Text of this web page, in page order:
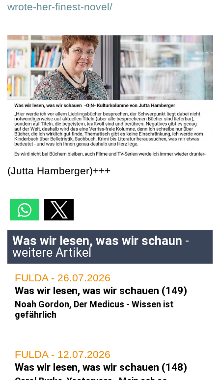
wrote-her-finest-novel/
(Jutta Hamberger)+++
Was wir lesen, was wir schaun -
weitere Artikel
FULDA - 26.07.2026
Was wir lesen, was wir schauen (149)
Noah Gordon, Der Medicus - Wissen ist
gefährlich
FULDA - 12.07.2026
Was wir lesen, was wir schauen (148)